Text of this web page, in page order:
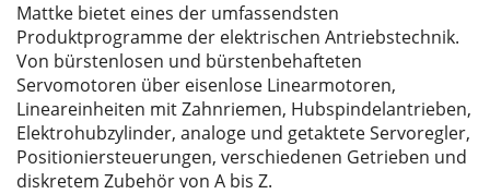
Mattke bietet eines der umfassendsten
Produktprogramme der elektrischen Antriebstechnik.
Von bürstenlosen und bürstenbehafteten
Servomotoren über eisenlose Linearmotoren,
Lineareinheiten mit Zahnriemen, Hubspindelantrieben,
Elektrohubzylinder, analoge und getaktete Servoregler,
Positioniersteuerungen, verschiedenen Getrieben und
diskretem Zubehör von A bis Z.